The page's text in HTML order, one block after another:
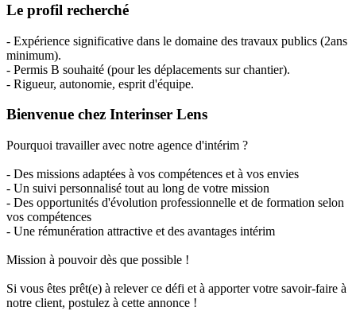
Le profil recherché
- Expérience significative dans le domaine des travaux publics (2ans
minimum).
- Permis B souhaité (pour les déplacements sur chantier).
- Rigueur, autonomie, esprit d'équipe.
Bienvenue chez Interinser Lens
Pourquoi travailler avec notre agence d'intérim ?
- Des missions adaptées à vos compétences et à vos envies
- Un suivi personnalisé tout au long de votre mission
- Des opportunités d'évolution professionnelle et de formation selon
vos compétences
- Une rémunération attractive et des avantages intérim
Mission à pouvoir dès que possible !
Si vous êtes prêt(e) à relever ce défi et à apporter votre savoir-faire à
notre client, postulez à cette annonce !